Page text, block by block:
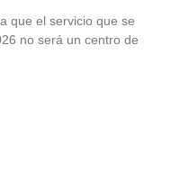
que el servicio que se
no será un centro de